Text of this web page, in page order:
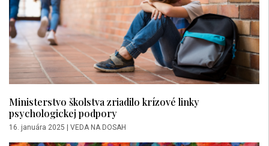
Ministerstvo školstva zriadilo krízové linky
psychologickej podpory
16. januára 2025 | VEDA NA DOSAH